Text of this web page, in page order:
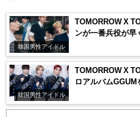
韓国男性アイドル
TOMORROW X
ンが一番兵役が早
韓国男性アイドル
TOMORROW X
ロアルバムGGUM